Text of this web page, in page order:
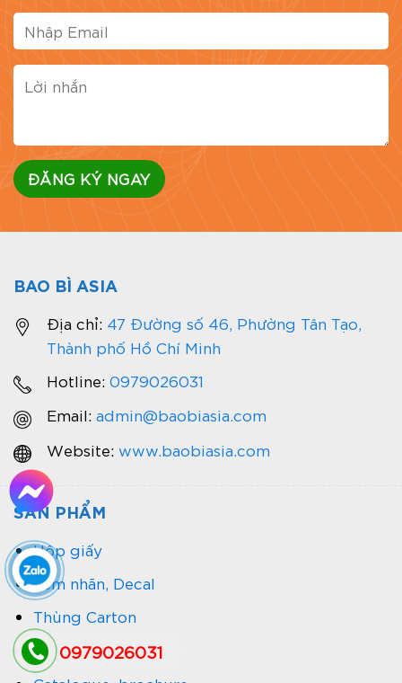
BAO BÌ ASIA
Địa chỉ: 47 Đường số 46, Phường Tân Tạo,
Thành phố Hồ Chí Minh
Hotline: 0979026031
Email: admin@baobiasia.com
Website: www.baobiasia.com
SẢN PHẨM
Hộp giấy
Tem nhãn, Decal
Thùng Carton
Túi giấy
0979026031